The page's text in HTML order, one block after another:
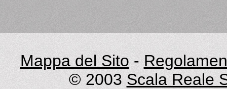
Mappa del Sito -
© 2003 Scala Reale